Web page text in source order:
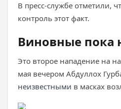
В пресс-службе отметили,
контроль этот факт.
Виновные пока
Это второе нападение на
мая вечером Абдуллох
неизвестными в масках